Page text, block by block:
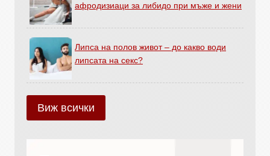
афродизиаци за либидо при мъже и жени
Липса на полов живот – до какво води
липсата на секс?
Виж всички